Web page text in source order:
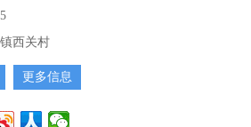
西关村
更多信息